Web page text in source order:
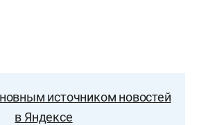
источником новостей
в Яндексе